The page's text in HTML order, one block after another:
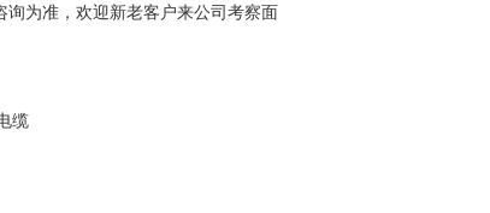
询为准，欢迎新老客户来公司考察面
缆